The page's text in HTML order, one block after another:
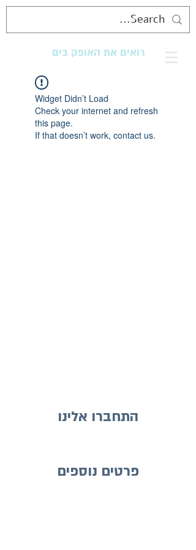
רואים את האופק בים
Widget Didn’t Load
Check your internet and refresh
this page.
If that doesn’t work, contact us.
התחברו אלינו
פרטים נוספים